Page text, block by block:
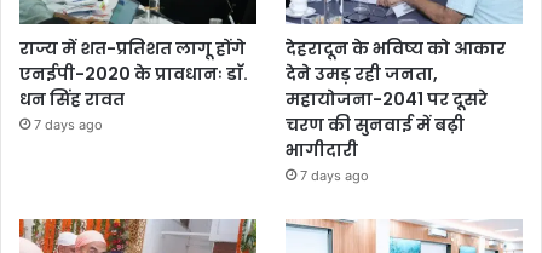
राज्य में शत-प्रतिशत लागू होंगे
एनईपी-2020 के प्रावधानः डाॅ.
धन सिंह रावत
7 days ago
देहरादून के भविष्य को आकार
देने उमड़ रही जनता,
महायोजना-2041 पर दूसरे
चरण की सुनवाई में बढ़ी
भागीदारी
7 days ago